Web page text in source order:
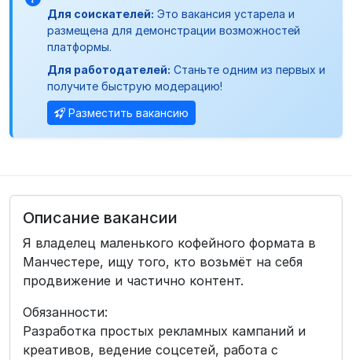
Для соискателей: Это вакансия устарела и
размещена для демонстрации возможностей
платформы.
Для работодателей: Станьте одним из первых и
получите быструю модерацию!
Разместить вакансию
Описание вакансии
Я владелец маленького кофейного формата в
Манчестере, ищу того, кто возьмёт на себя
продвижение и частично контент.
Обязанности:
Разработка простых рекламных кампаний и
креативов, ведение соцсетей, работа с